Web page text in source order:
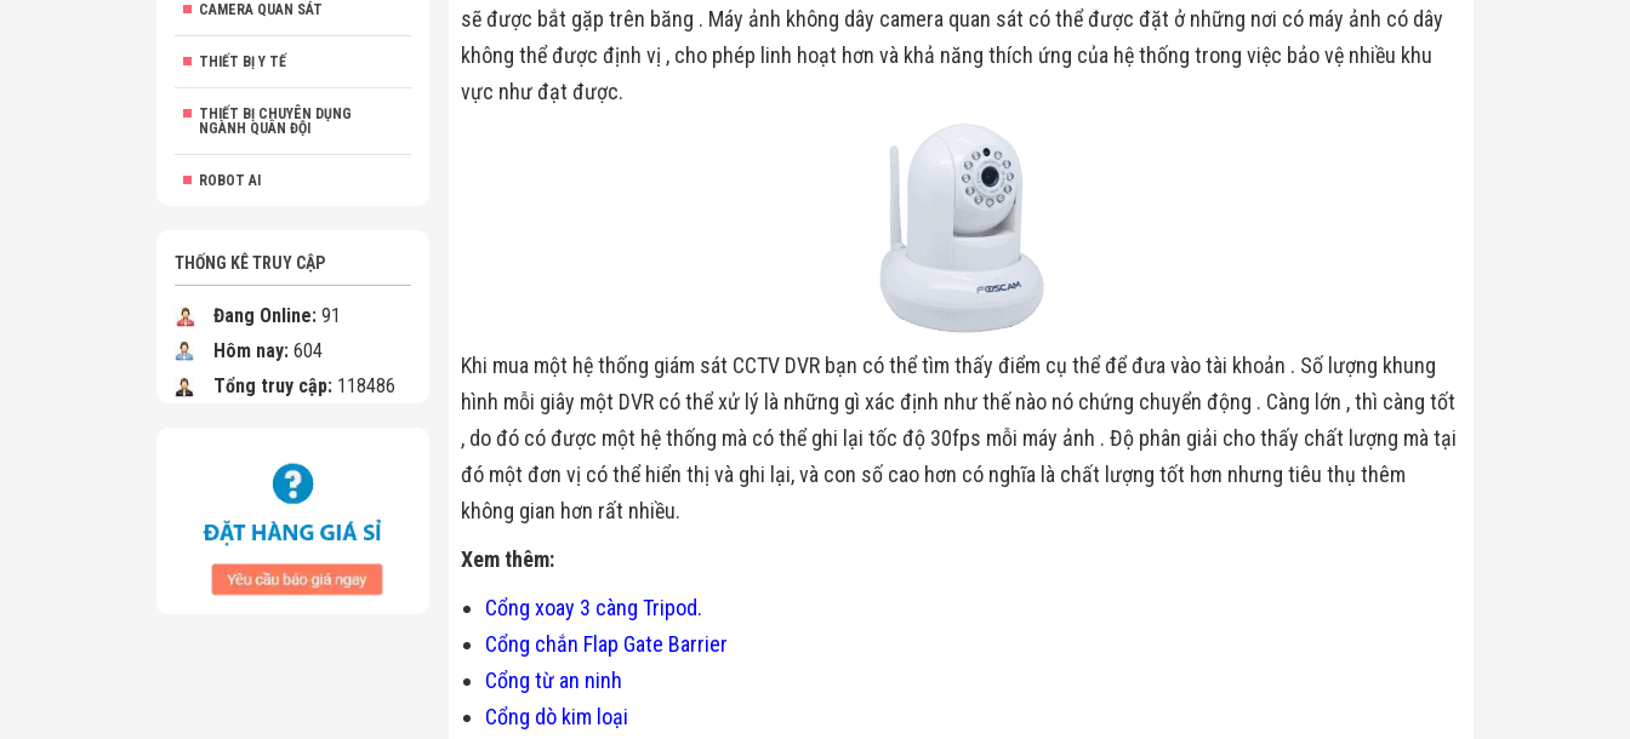
CAMERA QUAN SÁT
THIẾT BỊ Y TẾ
THIẾT BỊ CHUYÊN DỤNG
NGÀNH QUÂN ĐỘI
ROBOT AI
THỐNG KÊ TRUY CẬP
Đang Online: 91
Hôm nay: 604
Tổng truy cập: 118486
sẽ được bắt gặp trên băng . Máy ảnh không dây camera quan sát có thể được đặt ở những nơi có máy ảnh có dây
không thể được định vị , cho phép linh hoạt hơn và khả năng thích ứng của hệ thống trong việc bảo vệ nhiều khu
vực như đạt được.
Khi mua một hệ thống giám sát CCTV DVR bạn có thể tìm thấy điểm cụ thể để đưa vào tài khoản . Số lượng khung
hình mỗi giây một DVR có thể xử lý là những gì xác định như thế nào nó chứng chuyển động . Càng lớn , thì càng tốt
, do đó có được một hệ thống mà có thể ghi lại tốc độ 30fps mỗi máy ảnh . Độ phân giải cho thấy chất lượng mà tại
đó một đơn vị có thể hiển thị và ghi lại, và con số cao hơn có nghĩa là chất lượng tốt hơn nhưng tiêu thụ thêm
không gian hơn rất nhiều.
Xem thêm:
Cổng xoay 3 càng Tripod.
Cổng chắn Flap Gate Barrier
Cổng từ an ninh
Cổng dò kim loại